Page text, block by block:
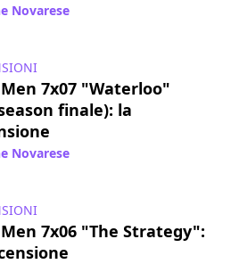
Novarese
7x07 "Waterloo"
finale): la
Novarese
7x06 "The Strategy":